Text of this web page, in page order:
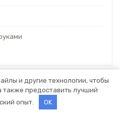
от Themespride
и другие технологии, чтобы
также предоставить лучший
опыт.
OK